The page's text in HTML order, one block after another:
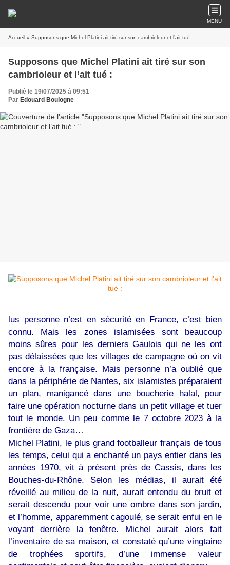
MENU
Accueil » Supposons que Michel Platini ait tiré sur son cambrioleur et l’ait tué :
Supposons que Michel Platini ait tiré sur son
cambrioleur et l’ait tué :
Publié le 19/07/2025 à 09:51
Par Edouard Boulogne
lus personne n’est en sécurité en France, c’est bien
connu. Mais les zones islamisées sont beaucoup
moins sûres pour les derniers Gaulois qui ne les ont
pas délaissées que les villages de campagne où on vit
encore à la française. Mais personne n’a oublié que
dans la périphérie de Nantes, six islamistes préparaient
un plan, manigancé dans une boucherie halal, pour
faire une opération nocturne dans un petit village et tuer
tout le monde. Un peu comme le 7 octobre 2023 à la
frontière de Gaza…
Michel Platini, le plus grand footballeur français de tous
les temps, celui qui a enchanté un pays entier dans les
années 1970, vit à présent près de Cassis, dans les
Bouches-du-Rhône. Selon les médias, il aurait été
réveillé au milieu de la nuit, aurait entendu du bruit et
serait descendu pour voir une ombre dans son jardin,
et l’homme, apparemment cagoulé, se serait enfui en le
voyant derrière la fenêtre. Michel aurait alors fait
l’inventaire de sa maison, et constaté qu’une vingtaine
de trophées sportifs, d’une immense valeur